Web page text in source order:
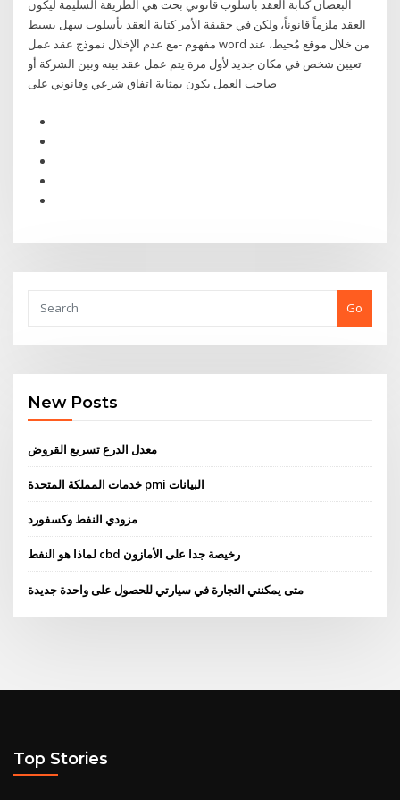
البعضأن كتابة العقد بأسلوب قانوني بحت هي الطريقة السليمة ليكون
العقد ملزماً قانوناً، ولكن في حقيقة الأمر كتابة العقد بأسلوب سهل بسيط
مفهوم -مع عدم الإخلال نموذج عقد عمل word من خلال موقع مُحيط، عند
تعيين شخص في مكان جديد لأول مرة يتم عمل عقد بينه وبين الشركة أو
صاحب العمل يكون بمثابة اتفاق شرعي وقانوني على
Go
New Posts
معدل الدرع تسريع القروض
خدمات المملكة المتحدة pmi البيانات
مزودي النفط وكسفورد
لماذا هو النفط cbd رخيصة جدا على الأمازون
متى يمكنني التجارة في سيارتي للحصول على واحدة جديدة
Top Stories